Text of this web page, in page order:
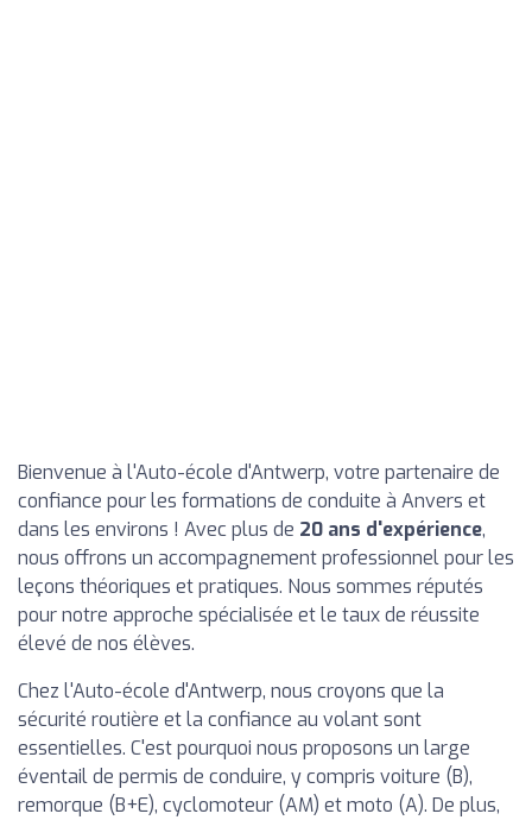
Bienvenue à l'Auto-école d'Antwerp, votre partenaire de
confiance pour les formations de conduite à Anvers et
dans les environs ! Avec plus de 20 ans d'expérience,
nous offrons un accompagnement professionnel pour les
leçons théoriques et pratiques. Nous sommes réputés
pour notre approche spécialisée et le taux de réussite
élevé de nos élèves.
Chez l'Auto-école d'Antwerp, nous croyons que la
sécurité routière et la confiance au volant sont
essentielles. C'est pourquoi nous proposons un large
éventail de permis de conduire, y compris voiture (B),
remorque (B+E), cyclomoteur (AM) et moto (A). De plus,